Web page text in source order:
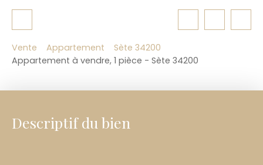
Vente Appartement
Sète 34200
Appartement à vendre, 1 pièce - Sète 34200
Descriptif du bien